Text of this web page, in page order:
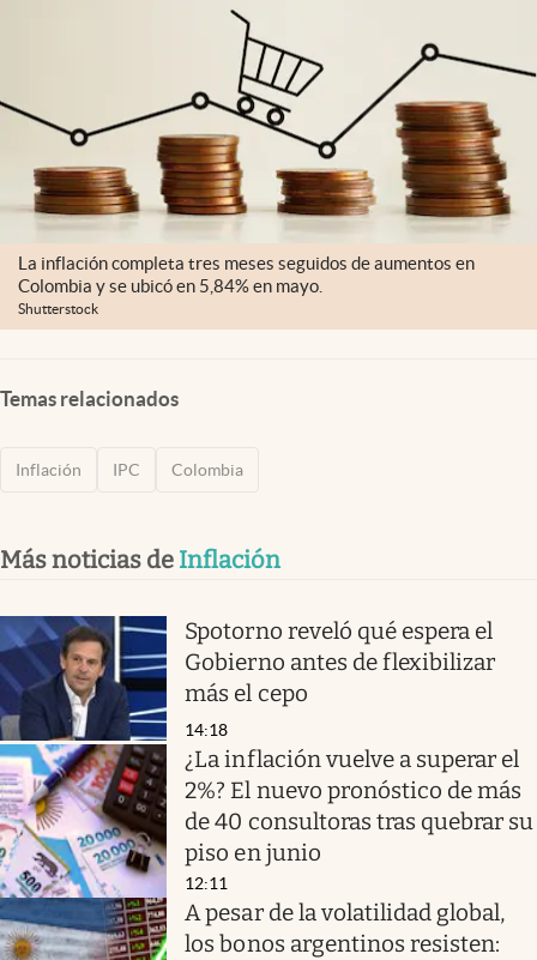
La inflación completa tres meses seguidos de aumentos en
Colombia y se ubicó en 5,84% en mayo.
Shutterstock
Temas relacionados
Inflación IPC Colombia
Más noticias de Inflación
Spotorno reveló qué espera el
Gobierno antes de flexibilizar
más el cepo
14:18
¿La inflación vuelve a superar el
2%? El nuevo pronóstico de más
de 40 consultoras tras quebrar su
piso en junio
12:11
A pesar de la volatilidad global,
los bonos argentinos resisten: